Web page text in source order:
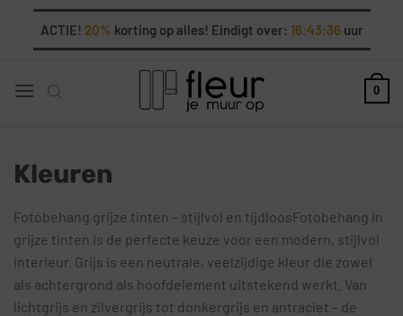
inhoud
ACTIE! 20% korting op alles! Eindigt over: 16:43:34 uur
0
Kleuren
Fotobehang grijze tinten – stijlvol en tijdloosFotobehang in
grijze tinten is de perfecte keuze voor een modern, stijlvol
interieur. Grijs is een neutrale, veelzijdige kleur die zowel
als achtergrond als hoofdelement uitstekend werkt. Van
lichtgrijs en zilvergrijs tot donkergrijs en antraciet – de